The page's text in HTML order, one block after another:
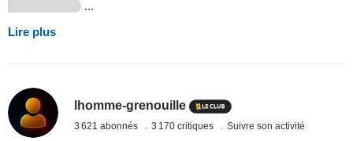
...
Lire plus
lhomme-grenouille
3 621 abonnés 3 170 critiques Suivre son activité